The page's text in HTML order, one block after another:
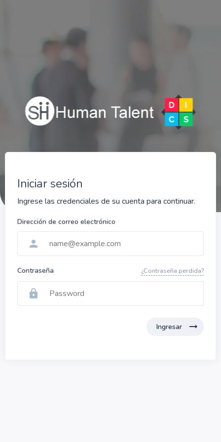
Iniciar sesión
Ingrese las credenciales de su cuenta para continuar.
Dirección de correo electrónico
person
Contraseña ¿Contraseña perdida?
lock
Ingresar arrow_right_alt